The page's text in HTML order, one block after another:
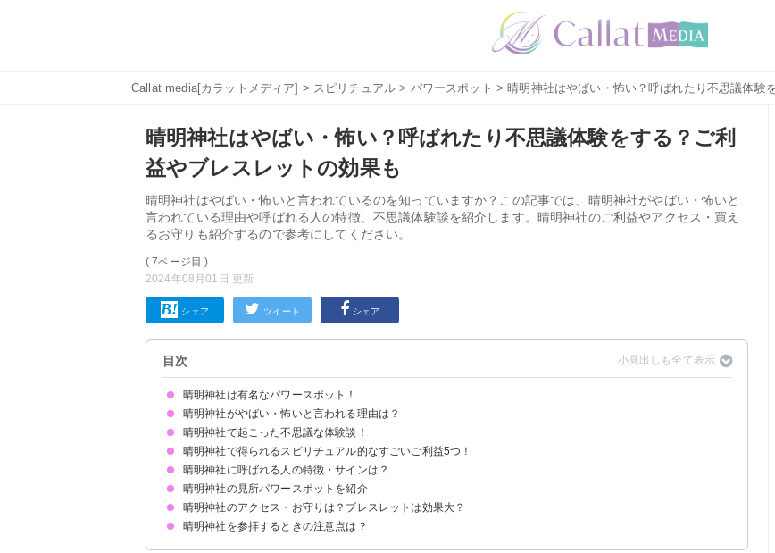
Callat media[カラットメディア] > スピリチュアル > パワースポット > 晴明神社はやばい・怖い？呼ばれたり不思議体験
晴明神社はやばい・怖い？呼ばれたり不思議体験をする？ご利
益やブレスレットの効果も
晴明神社はやばい・怖いと言われているのを知っていますか？この記事では、晴明神社がやばい・怖いと
言われている理由や呼ばれる人の特徴、不思議体験談を紹介します。晴明神社のご利益やアクセス・買え
るお守りも紹介するので参考にしてください。
( 7ページ目 )
2024年08月01日 更新
シェア ツイート シェア
目次
晴明神社は有名なパワースポット！
晴明神社がやばい・怖いと言われる理由は？
霊感が強い人は不思議な体験をする
占いが当たりすぎると評判
相性が合わない人もいる
神社に呼ばれる体験をする人もいる
かの安倍晴明が祀られている
ご利益がすごすぎる
晴明神社で起こった不思議な体験談！
①曇天に浮かぶ虹を目撃
②花期の長い桔梗苑
③見頃が長く続く紅葉
④晴明神社参拝時に降る天気雨
晴明神社で得られるスピリチュアル的なすごいご利益5つ！
①魔除け・厄除け
②縁切り
③方位除け
④浄化・邪気払い
⑤病気・怪我平癒
晴明神社に呼ばれる人の特徴・サインは？
晴明神社の見所パワースポットを紹介
一の鳥居
本殿
末社
御神木
晴明井
晴明神社のアクセス・お守りは？ブレスレットは効果大？
アクセス
ブレスレット
買えるお守り
御朱印
晴明神社を参拝するときの注意点は？